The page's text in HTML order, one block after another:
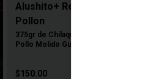
Alushito+ Relleno Blue
Pollon
375gr de Chilaquiles Rellenos de
Pollo Molido Guisado
$150.00